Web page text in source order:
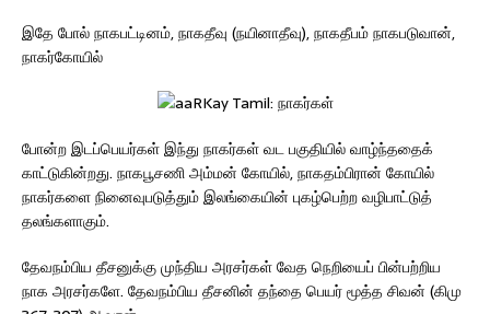
இதே போல் நாகபட்டினம், நாகதீவு (நயினாதீவு), நாகதீபம் நாகபடுவான்,
நாகர்கோயில்
போன்ற இடப்பெயர்கள் இந்து நாகர்கள் வட பகுதியில் வாழ்ந்ததைக்
காட்டுகின்றது. நாகபூசணி அம்மன் கோயில், நாகதம்பிரான் கோயில்
நாகர்களை நினைவுபடுத்தும் இலங்கையின் புகழ்பெற்ற வழிபாட்டுத்
தலங்களாகும்.
தேவநம்பிய தீசனுக்கு முந்திய அரசர்கள் வேத நெறியைப் பின்பற்றிய
நாக அரசர்களே. தேவநம்பிய தீசனின் தந்தை பெயர் மூத்த சிவன் (கிமு